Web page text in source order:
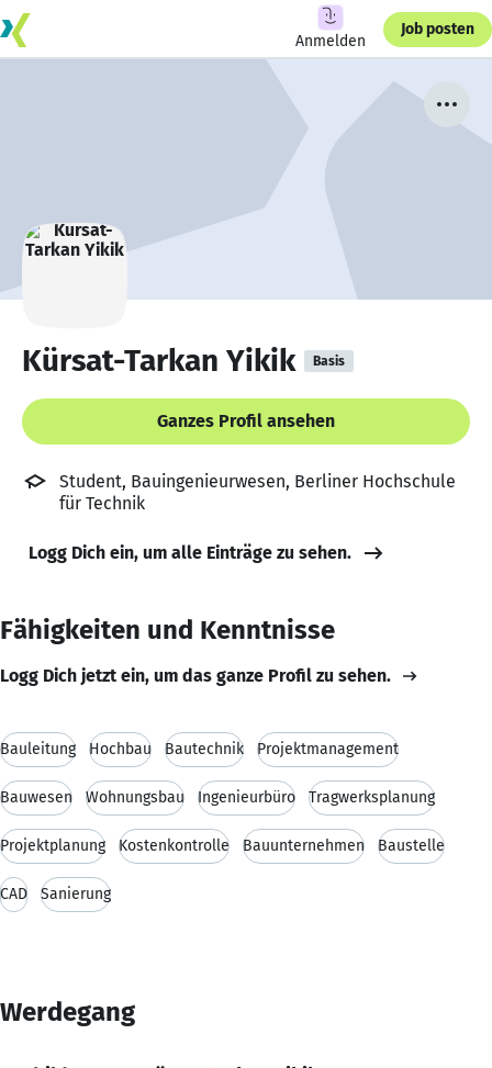
Anmelden
Job posten
Kürsat-Tarkan Yikik Basis
Ganzes Profil ansehen
Student, Bauingenieurwesen, Berliner Hochschule
für Technik
Logg Dich ein, um alle Einträge zu sehen.
Fähigkeiten und Kenntnisse
Logg Dich jetzt ein, um das ganze Profil zu sehen.
Bauleitung Hochbau Bautechnik Projektmanagement
Bauwesen Wohnungsbau Ingenieurbüro Tragwerksplanung
Projektplanung Kostenkontrolle Bauunternehmen Baustelle
CAD Sanierung
Werdegang